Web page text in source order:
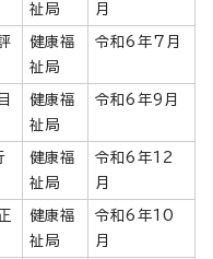
祉局
月
健康福
祉局
令和6年7月
健康福
祉局
令和6年9月
健康福
祉局
令和6年12
月
健康福
祉局
令和6年10
月